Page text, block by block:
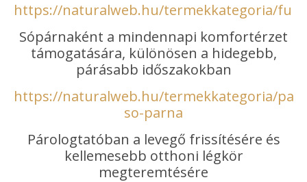
https://naturalweb.hu/termekkategoria/
Sópárnaként a mindennapi komfortérzet
támogatására, különösen a hidegebb,
párásabb időszakokban
https://naturalweb.hu/termekkategoria/
so-parna
Párologtatóban a levegő frissítésére és
kellemesebb otthoni légkör
megteremtésére